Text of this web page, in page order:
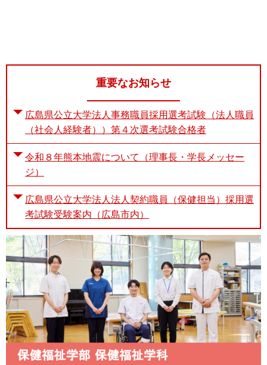
重要なお知らせ
広島県公立大学法人事務職員採用選考試験（法人職員
（社会人経験者））第４次選考試験合格者
令和８年熊本地震について（理事長・学長メッセー
ジ）
広島県公立大学法人法人契約職員（保健担当）採用選
考試験受験案内（広島市内）